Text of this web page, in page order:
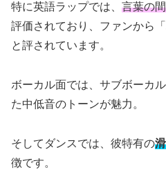
特に英語ラップでは、 言葉の
評価されており、ファンから
と評されています。
ボーカル面では、サブボーカ
た中低音のトーンが魅力。
そしてダンスでは、彼特有の
徴です。